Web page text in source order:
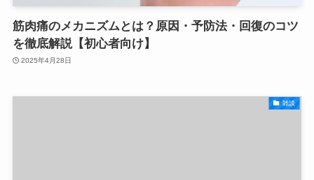
筋肉痛のメカニズムとは？原因・予防法・回復のコツ
を徹底解説【初心者向け】
2025年4月28日
雑談